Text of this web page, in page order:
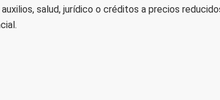
auxilios, salud, jurídico o créditos a precios